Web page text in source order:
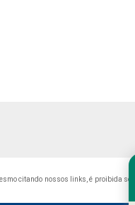
citando nossos links, é proibida